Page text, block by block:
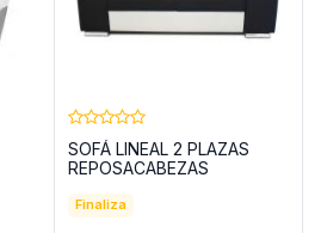
SOFÁ LINEAL 2 PLAZAS
REPOSACABEZAS
ANCHOS 190 EVA NEGRO
Finaliza